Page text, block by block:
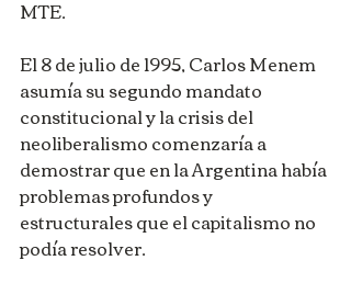
MTE.
El 8 de julio de 1995, Carlos Menem
asumía su segundo mandato
constitucional y la crisis del
neoliberalismo comenzaría a
demostrar que en la Argentina había
problemas profundos y
estructurales que el capitalismo no
podía resolver.